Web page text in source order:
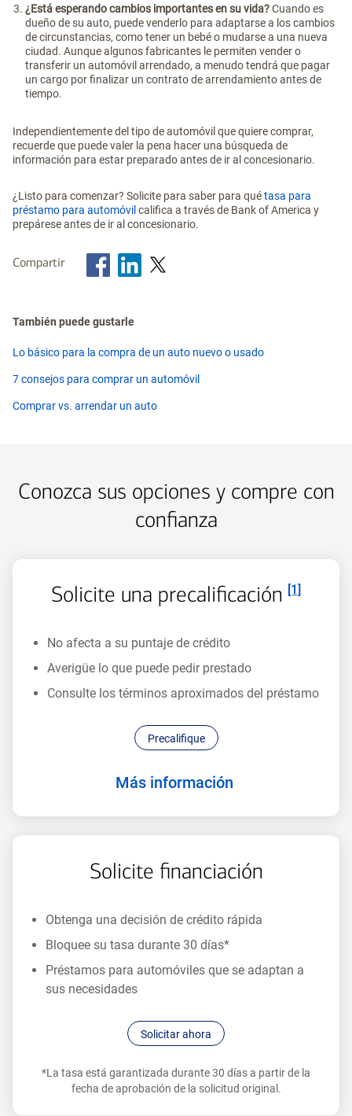
¿Está esperando cambios importantes en su vida?Cuando es
dueño de su auto, puede venderlo para adaptarse a los cambios
de circunstancias, como tener un bebé o mudarse a una nueva
ciudad. Aunque algunos fabricantes le permiten vender o
transferir un automóvil arrendado, a menudo tendrá que pagar
un cargo por finalizar un contrato de arrendamiento antes de
tiempo.
Independientemente del tipo de automóvil que quiere comprar,
recuerde que puede valer la pena hacer una búsqueda de
información para estar preparado antes de ir al concesionario.
¿Listo para comenzar? Solicite para saber para quétasa para
préstamo para automóvil califica a través de Bank of America y
prepárese antes de ir al concesionario.
Compartir
También puede gustarle
Lo básico para la compra de un auto nuevo o usado
7 consejos para comprar un automóvil
Comprar vs. arrendar un auto
Conozca sus opciones y compre con
confianza
Solicite una precalificación [1]
No afecta a su puntaje de crédito
Averigüe lo que puede pedir prestado
Consulte los términos aproximados del préstamo
Precalifique
Más información
automóvil
Solicite financiación
Obtenga una decisión de crédito rápida
Bloquee su tasa durante 30 días*
Préstamos para automóviles que se adaptan a
sus necesidades
Solicitar ahora
*La tasa está garantizada durante 30 días a partir de la
fecha de aprobación de la solicitud original.